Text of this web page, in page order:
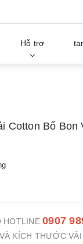
Hỗ trợ
Cotton Bố Bon
HOTLINE 0907
KÍCH THƯỚC